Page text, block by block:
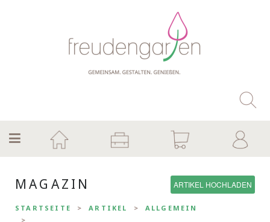
MAGAZIN ARTIKEL HOCHLADEN
STARTSEITE ARTIKEL ALLGEMEIN